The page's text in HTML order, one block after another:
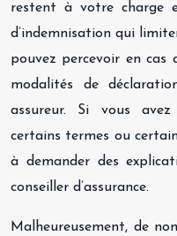
restent à votre charge
d’indemnisation qui
pouvez percevoir en cas
modalités de
assureur. Si vous
certains termes ou
à demander des
conseiller d’assurance.
Malheureusement, de